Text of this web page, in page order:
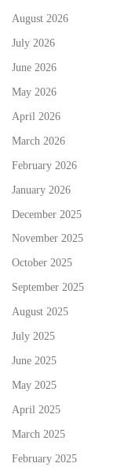
August 2026
July 2026
June 2026
May 2026
April 2026
March 2026
February 2026
January 2026
December 2025
November 2025
October 2025
September 2025
August 2025
July 2025
June 2025
May 2025
April 2025
March 2025
February 2025